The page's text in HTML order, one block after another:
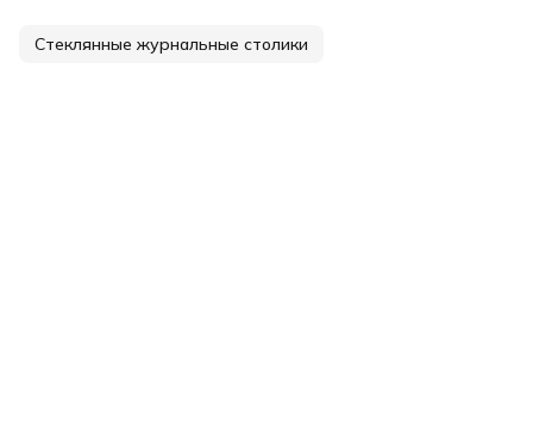
Стеклянные журнальные столики